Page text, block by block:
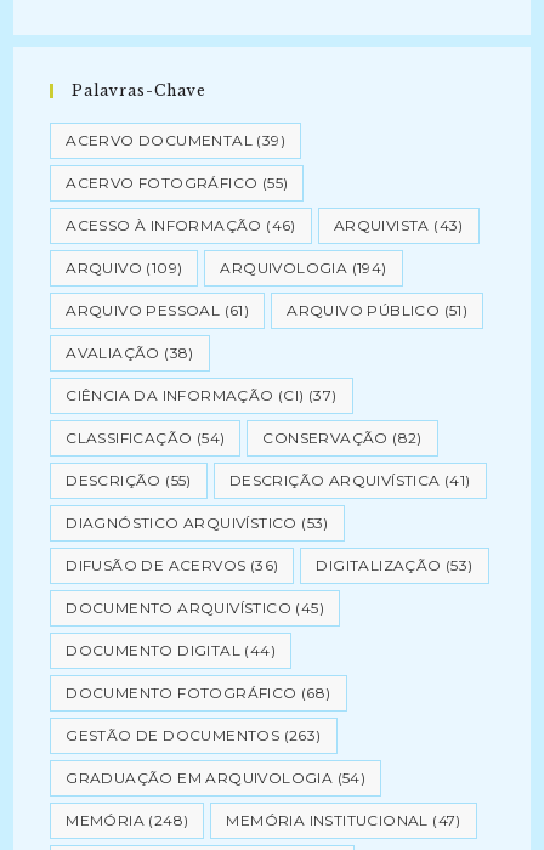
Palavras-Chave
ACERVO DOCUMENTAL (39)
ACERVO FOTOGRÁFICO (55)
ACESSO À INFORMAÇÃO (46) ARQUIVISTA (43)
ARQUIVO (109) ARQUIVOLOGIA (194)
ARQUIVO PESSOAL (61) ARQUIVO PÚBLICO (51)
AVALIAÇÃO (38)
CIÊNCIA DA INFORMAÇÃO (CI) (37)
CLASSIFICAÇÃO (54) CONSERVAÇÃO (82)
DESCRIÇÃO (55) DESCRIÇÃO ARQUIVÍSTICA (41)
DIAGNÓSTICO ARQUIVÍSTICO (53)
DIFUSÃO DE ACERVOS (36) DIGITALIZAÇÃO (53)
DOCUMENTO ARQUIVÍSTICO (45)
DOCUMENTO DIGITAL (44)
DOCUMENTO FOTOGRÁFICO (68)
GESTÃO DE DOCUMENTOS (263)
GRADUAÇÃO EM ARQUIVOLOGIA (54)
MEMÓRIA (248) MEMÓRIA INSTITUCIONAL (47)